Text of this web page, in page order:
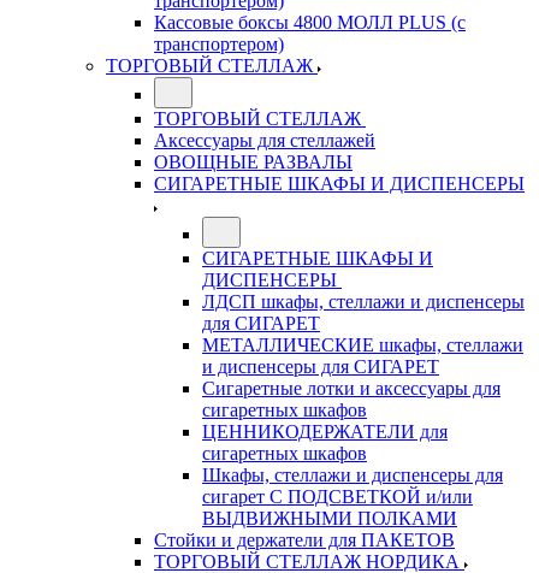
Кассовые боксы 4800 МОЛЛ PLUS (с
транспортером)
ТОРГОВЫЙ СТЕЛЛАЖ
ТОРГОВЫЙ СТЕЛЛАЖ
Аксессуары для стеллажей
ОВОЩНЫЕ РАЗВАЛЫ
СИГАРЕТНЫЕ ШКАФЫ И ДИСПЕНСЕРЫ
СИГАРЕТНЫЕ ШКАФЫ И
ДИСПЕНСЕРЫ
ЛДСП шкафы, стеллажи и диспенсеры
для СИГАРЕТ
МЕТАЛЛИЧЕСКИЕ шкафы, стеллажи
и диспенсеры для СИГАРЕТ
Сигаретные лотки и аксессуары для
сигаретных шкафов
ЦЕННИКОДЕРЖАТЕЛИ для
сигаретных шкафов
Шкафы, стеллажи и диспенсеры для
сигарет С ПОДСВЕТКОЙ и/или
ВЫДВИЖНЫМИ ПОЛКАМИ
Стойки и держатели для ПАКЕТОВ
ТОРГОВЫЙ СТЕЛЛАЖ НОРДИКА